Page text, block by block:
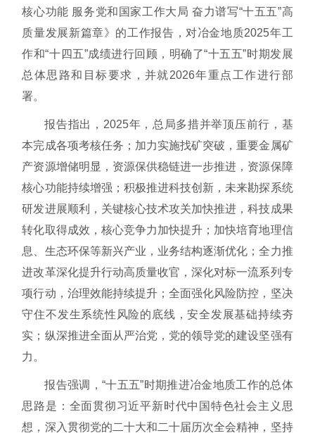
核心功能 服务党和国家工作大局 奋力谱写“十五五”高
质量发展新篇章》的工作报告，对冶金地质2025年工
作和“十四五”成绩进行回顾，明确了“十五五”时期发展
总体思路和目标要求，并就2026年重点工作进行部
署。
报告指出，2025年，总局多措并举顶压前行，基
本完成各项考核任务；加力实施找矿突破，重要金属矿
产资源增储明显，资源保供稳链进一步推进，资源保障
核心功能持续增强；积极推进科技创新，未来勘探系统
研发进展顺利，关键核心技术攻关加快推进，科技成果
转化取得成效，核心竞争力加快提升；加快培育地理信
息、生态环保等新兴产业，业务结构逐渐优化；全力推
进改革深化提升行动高质量收官，深化对标一流系列专
项行动，治理效能持续提升；全面强化风险防控，坚决
守住不发生系统性风险的底线，安全发展基础持续夯
实；纵深推进全面从严治党，党的领导党的建设坚强有
力。
报告强调，“十五五”时期推进冶金地质工作的总体
思路是：全面贯彻习近平新时代中国特色社会主义思
想，深入贯彻党的二十大和二十届历次全会精神，坚持